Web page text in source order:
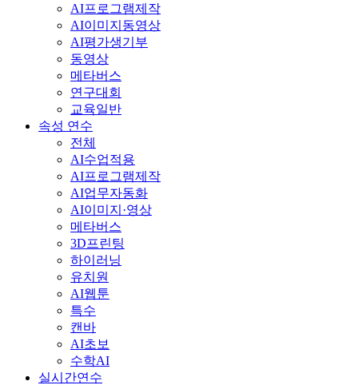
AI프로그램제작
AI이미지동영상
AI평가생기부
동영상
메타버스
연구대회
교육일반
속성 연수
전체
AI수업적용
AI프로그램제작
AI업무자동화
AI이미지·영상
메타버스
3D프린팅
하이러닝
유치원
AI웹툰
특수
캔바
AI초보
수학AI
실시간연수